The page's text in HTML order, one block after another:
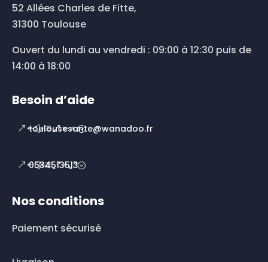
52 Allées Charles de Fitte,
31300 Toulouse
Ouvert du lundi au vendredi : 09:00 à 12:30 puis de
14:00 à 18:00
Besoin d’aide
toulousesante@wanadoo.fr
0534513513
Nos conditions
Paiement sécurisé